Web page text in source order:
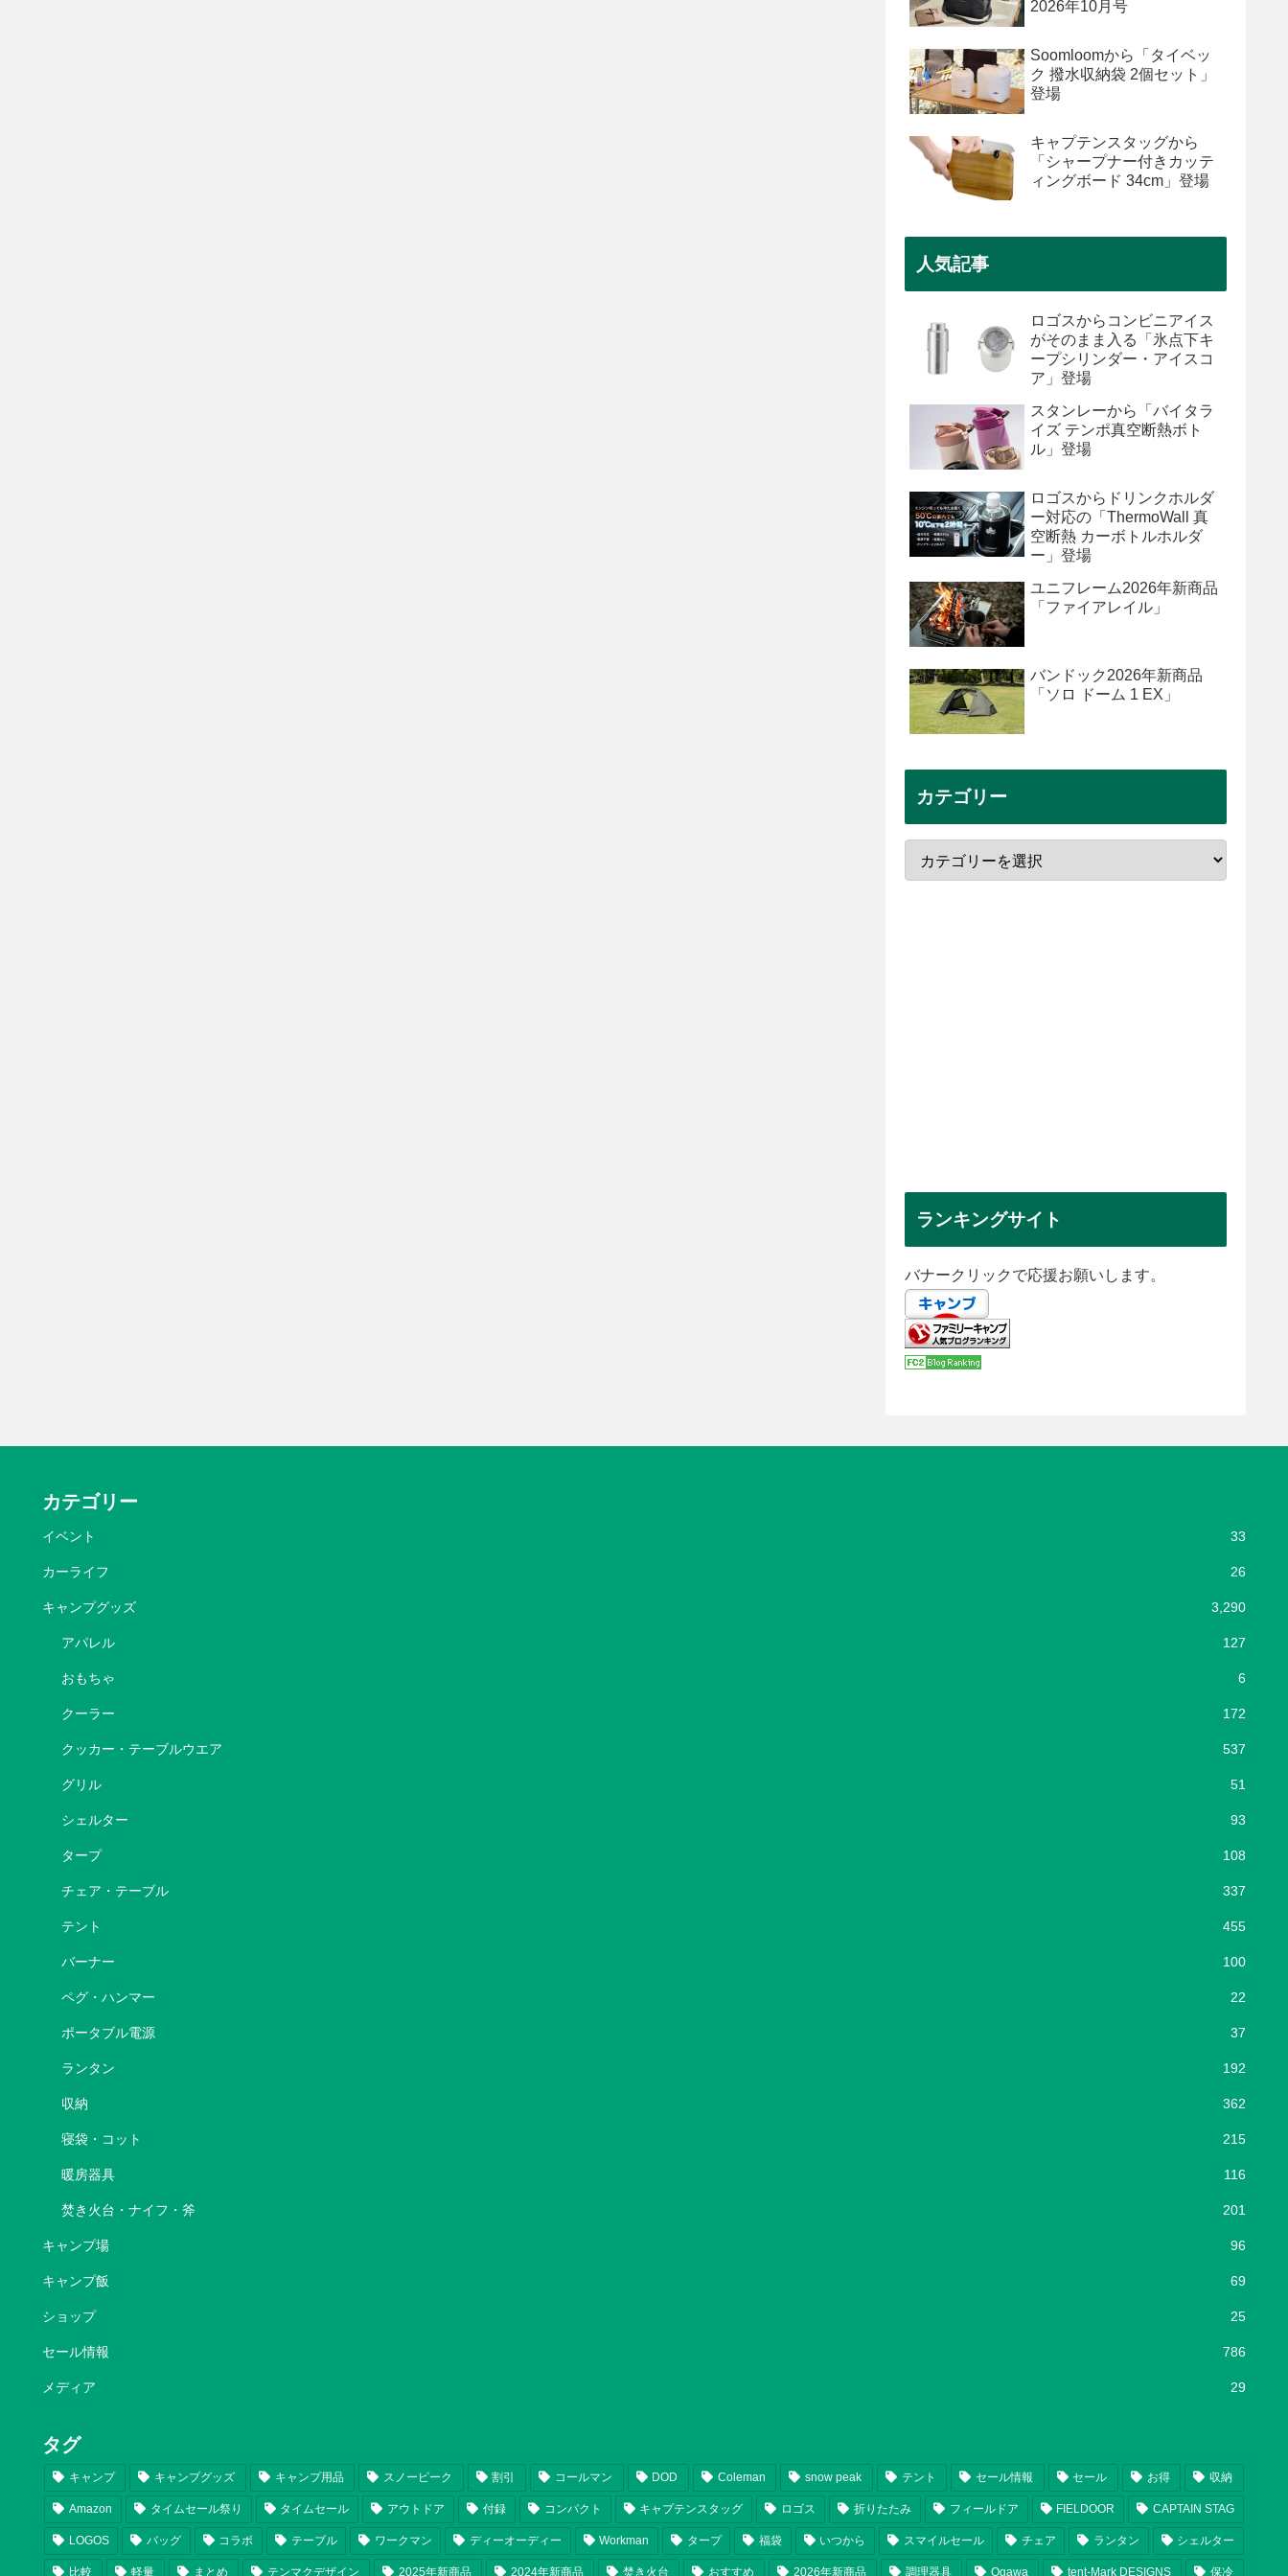
2026年10月号
Soomloomから「タイベッ
ク 撥水収納袋 2個セット」
登場
キャプテンスタッグから
「シャープナー付きカッテ
ィングボード 34cm」登場
人気記事
ロゴスからコンビニアイス
がそのまま入る「氷点下キ
ープシリンダー・アイスコ
ア」登場
スタンレーから「バイタラ
イズ テンポ真空断熱ボト
ル」登場
ロゴスからドリンクホルダ
ー対応の「ThermoWall 真
空断熱 カーボトルホルダ
ー」登場
ユニフレーム2026年新商品
「ファイアレイル」
バンドック2026年新商品
「ソロ ドーム 1 EX」
カテゴリー
ランキングサイト
バナークリックで応援お願いします。
カテゴリー
イベント 33
カーライフ 26
キャンプグッズ 3,290
アパレル 127
おもちゃ 6
クーラー 172
クッカー・テーブルウエア 537
グリル 51
シェルター 93
タープ 108
チェア・テーブル 337
テント 455
バーナー 100
ペグ・ハンマー 22
ポータブル電源 37
ランタン 192
収納 362
寝袋・コット 215
暖房器具 116
焚き火台・ナイフ・斧 201
キャンプ場 96
キャンプ飯 69
ショップ 25
セール情報 786
メディア 29
タグ
キャンプ キャンプグッズ キャンプ用品 スノーピーク 割引 コールマン DOD Coleman snow peak テント セール情報 セール お得 収納
Amazon タイムセール祭り タイムセール アウトドア 付録 コンパクト キャプテンスタッグ ロゴス 折りたたみ フィールドア FIELDOOR CAPTAIN STAG
LOGOS バッグ コラボ テーブル ワークマン ディーオーディー Workman タープ 福袋 いつから スマイルセール チェア ランタン シェルター
比較 軽量 まとめ テンマクデザイン 2025年新商品 2024年新商品 焚き火台 おすすめ 2026年新商品 調理器具 Ogawa tent-Mark DESIGNS 保冷